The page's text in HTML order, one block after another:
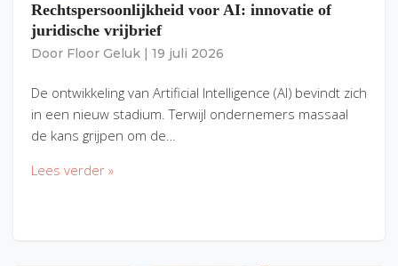
Rechtspersoonlijkheid voor AI: innovatie of
juridische vrijbrief
Door Floor Geluk 19 juli 2026
De ontwikkeling van Artificial Intelligence (AI) bevindt zich
in een nieuw stadium. Terwijl ondernemers massaal
de kans grijpen om de…
Lees verder »